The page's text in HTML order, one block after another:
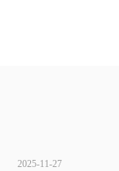
2025-11-27